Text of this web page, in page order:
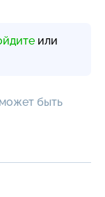
или
быть